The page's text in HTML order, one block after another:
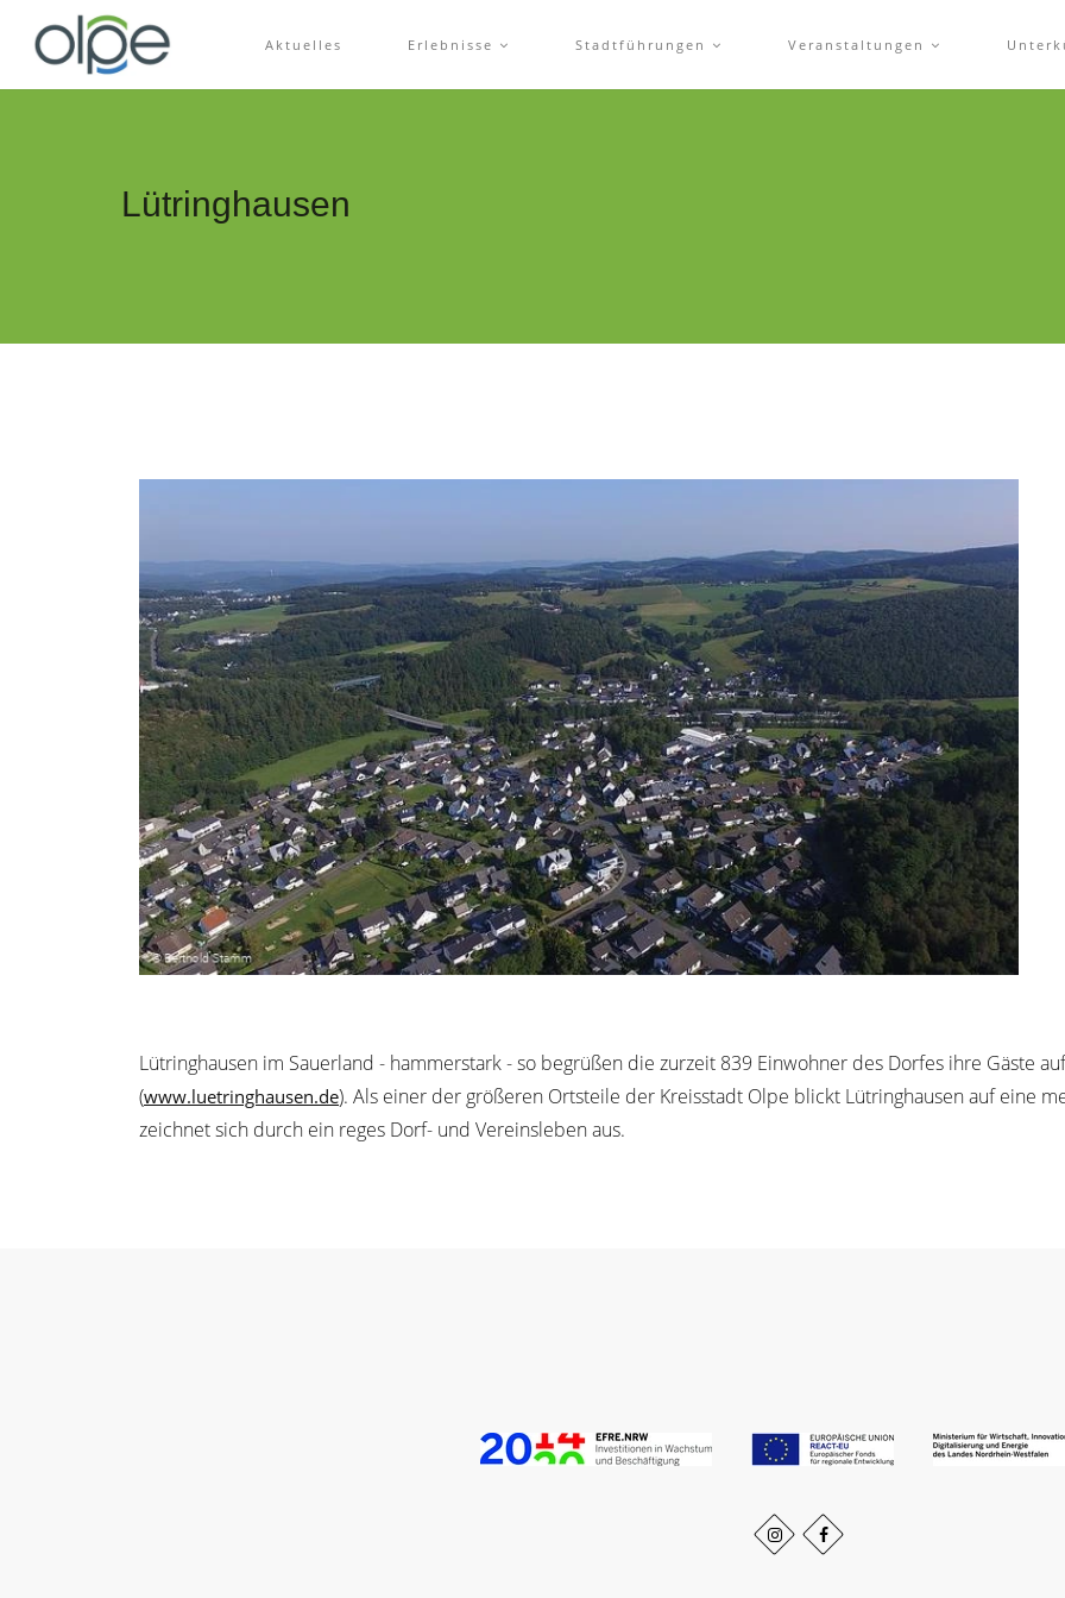
Aktuelles Erlebnisse Stadtführungen Veranstaltungen
Lütringhausen
Lütringhausen im Sauerland - hammerstark - so begrüßen die zurzeit 839 Einwohner des Dorfes ihre Gäste
(www.luetringhausen.de). Als einer der größeren Ortsteile der Kreisstadt Olpe blickt Lütringhausen auf eine
zeichnet sich durch ein reges Dorf- und Vereinsleben aus.